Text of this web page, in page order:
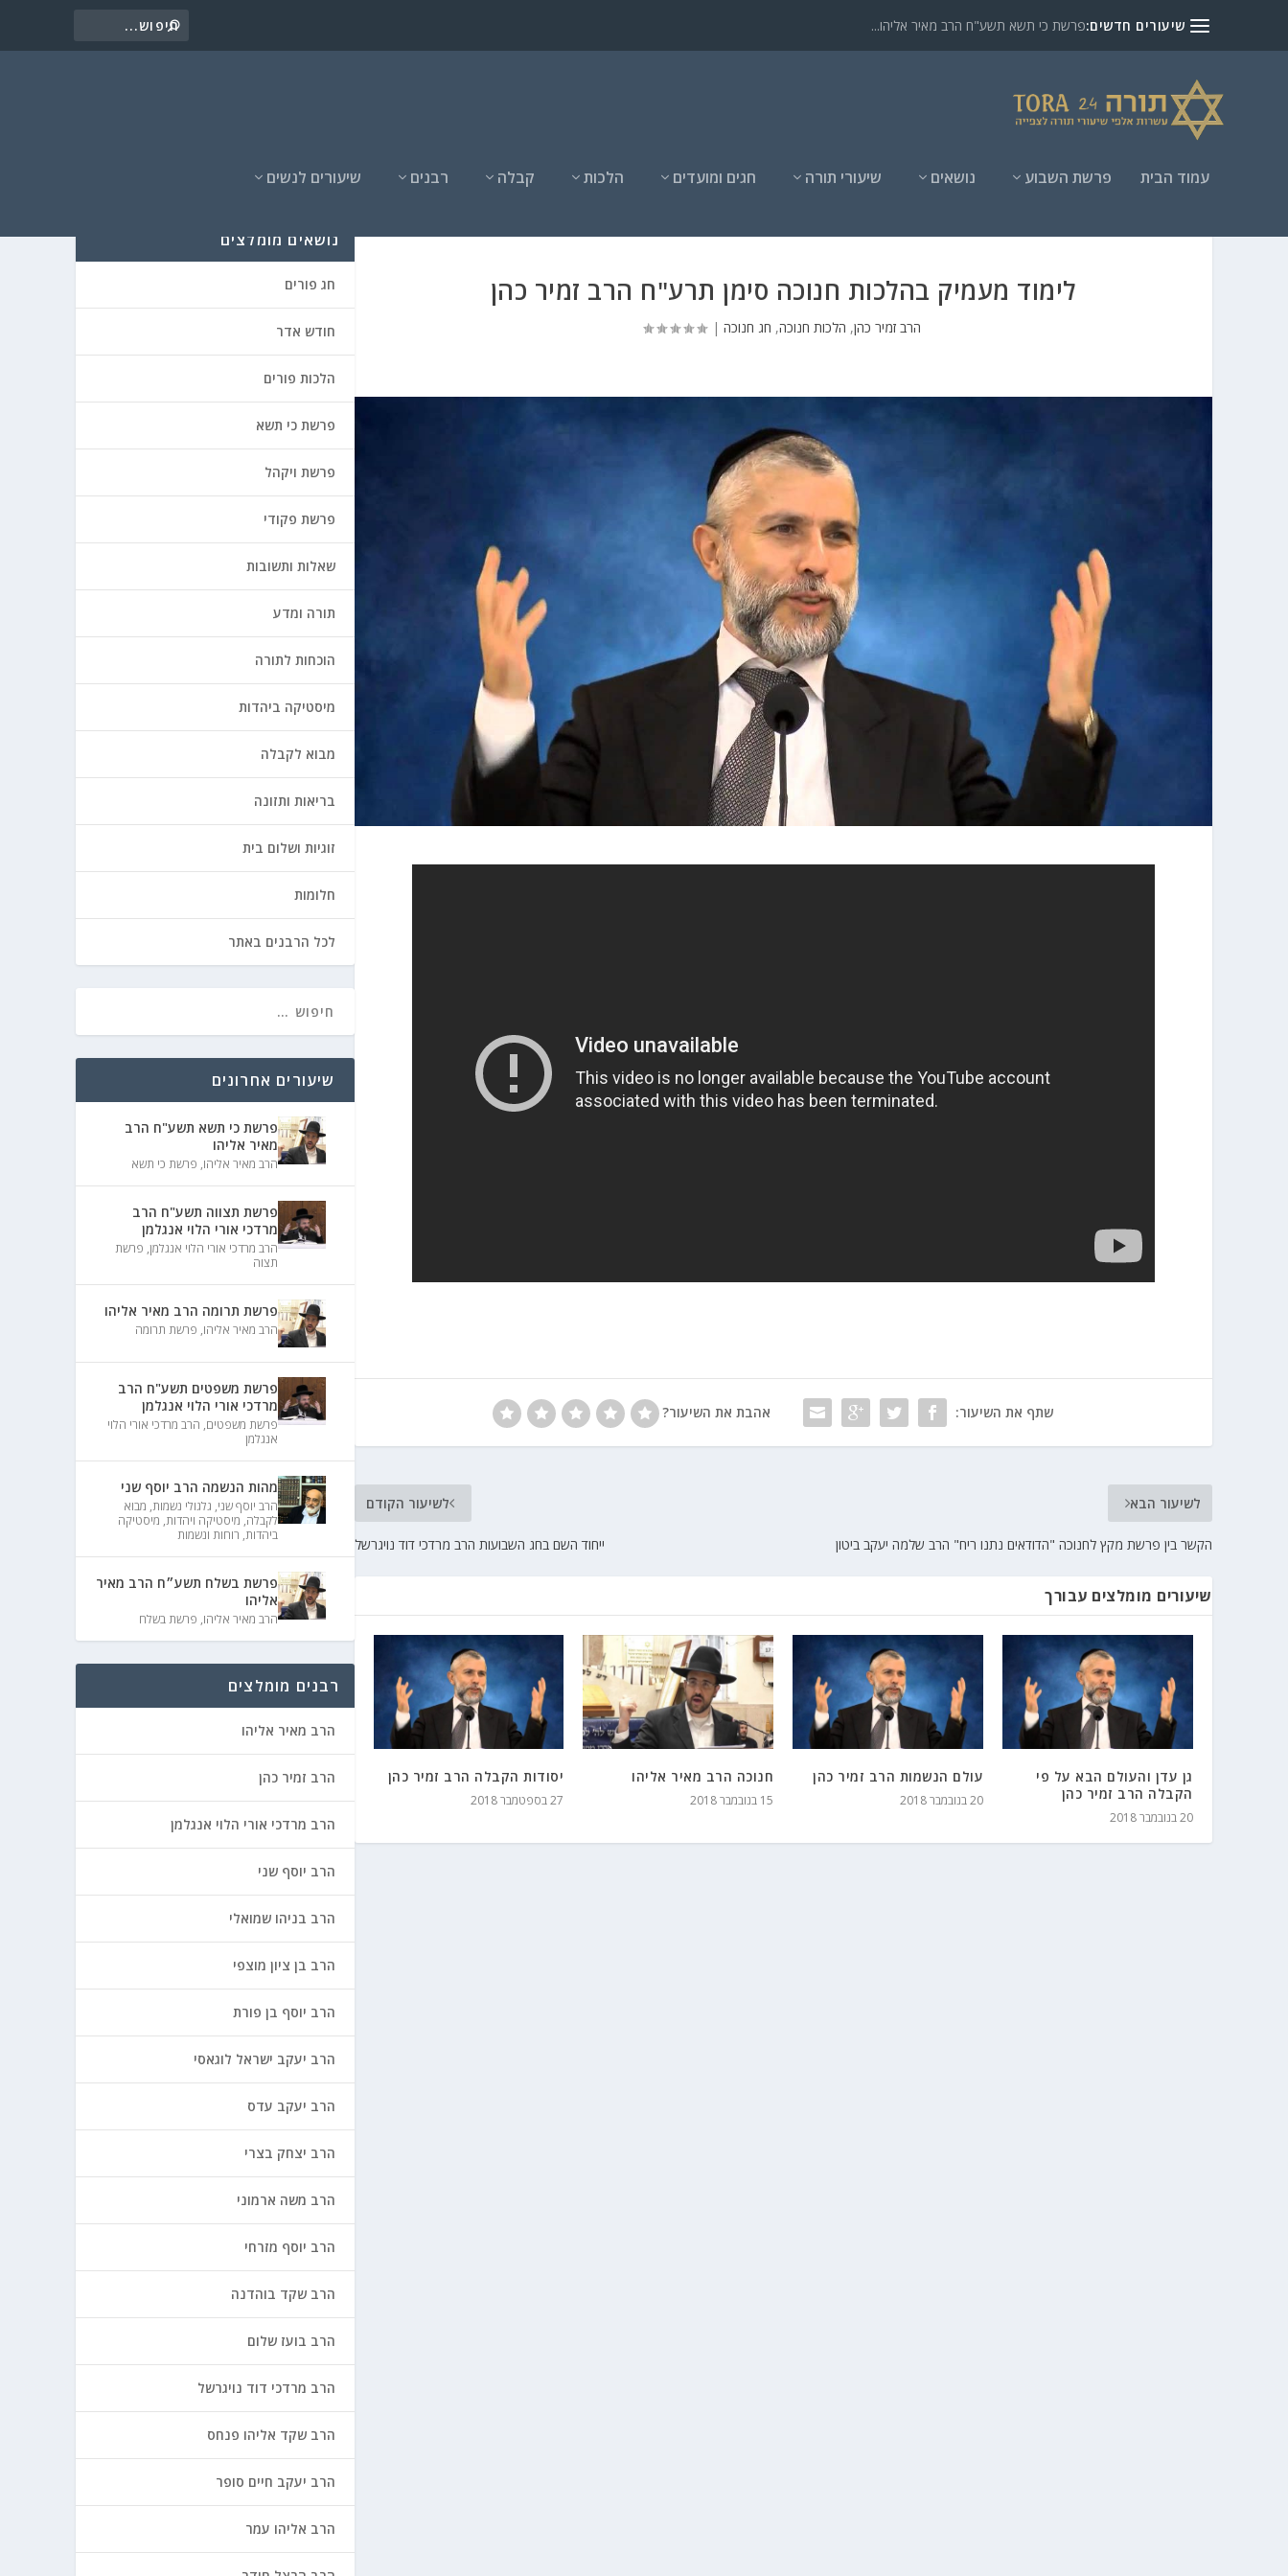
שיעורים חדשים:פרשת כי תשא תשע"ח הרב מאיר אליהו...
עמוד הבית פרשת השבוע נושאים שיעורי תורה חגים ומועדים הלכות קבלה רבנים שיעורים לנשים
לימוד מעמיק בהלכות חנוכה סימן תרע"ח הרב זמיר כהן
הרב זמיר כהן, הלכות חנוכה, חג חנוכה|
שתף את השיעור: אהבת את השיעור?
לשיעור הקודם
ייחוד השם בחג השבועות הרב מרדכי דוד נויגרשל
לשיעור הבא
הקשר בין פרשת מקץ לחנוכה "הדודאים נתנו ריח" הרב שלמה יעקב ביטון
שיעורים מומלצים עבורך
גן עדן והעולם הבא על פי
הקבלה הרב זמיר כהן
20 בנובמבר 2018
עולם הנשמות הרב זמיר כהן
20 בנובמבר 2018
חנוכה הרב מאיר אליהו
15 בנובמבר 2018
יסודות הקבלה הרב זמיר כהן
27 בספטמבר 2018
נושאים מומלצים
חג פורים
חודש אדר
הלכות פורים
פרשת כי תשא
פרשת ויקהל
פרשת פקודי
שאלות ותשובות
תורה ומדע
הוכחות לתורה
מיסטיקה ביהדות
מבוא לקבלה
בריאות ותזונה
זוגיות ושלום בית
חלומות
לכל הרבנים באתר
שיעורים אחרונים
פרשת כי תשא תשע"ח הרב
מאיר אליהו
הרב מאיר אליהו, פרשת כי תשא
פרשת תצווה תשע"ח הרב
מרדכי אורי הלוי אנגלמן
הרב מרדכי אורי הלוי אנגלמן, פרשת
תצוה
פרשת תרומה הרב מאיר אליהו
הרב מאיר אליהו, פרשת תרומה
פרשת משפטים תשע"ח הרב
מרדכי אורי הלוי אנגלמן
פרשת משפטים, הרב מרדכי אורי הלוי
אנגלמן
מהות הנשמה הרב יוסף שני
הרב יוסף שני, גלגולי נשמות, מבוא
לקבלה, מיסטיקה ויהדות, מיסטיקה
ביהדות, רוחות ונשמות
פרשת בשלח תשע״ח הרב מאיר
אליהו
הרב מאיר אליהו, פרשת בשלח
רבנים מומלצים
הרב מאיר אליהו
הרב זמיר כהן
הרב מרדכי אורי הלוי אנגלמן
הרב יוסף שני
הרב בניהו שמואלי
הרב בן ציון מוצפי
הרב יוסף בן פורת
הרב יעקב ישראל לוגאסי
הרב יעקב עדס
הרב יצחק בצרי
הרב משה ארמוני
הרב יוסף מזרחי
הרב שקד בוהדנה
הרב בועז שלום
הרב מרדכי דוד נויגרשל
הרב שקד אליהו פנחס
הרב יעקב חיים סופר
הרב אליהו עמר